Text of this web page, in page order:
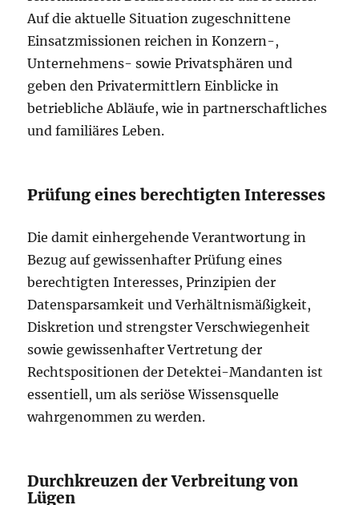
Auf die aktuelle Situation zugeschnittene
Einsatzmissionen reichen in Konzern-,
Unternehmens- sowie Privatsphären und
geben den Privatermittlern Einblicke in
betriebliche Abläufe, wie in partnerschaftliches
und familiäres Leben.
Prüfung eines berechtigten Interesses
Die damit einhergehende Verantwortung in
Bezug auf gewissenhafter Prüfung eines
berechtigten Interesses, Prinzipien der
Datensparsamkeit und Verhältnismäßigkeit,
Diskretion und strengster Verschwiegenheit
sowie gewissenhafter Vertretung der
Rechtspositionen der Detektei-Mandanten ist
essentiell, um als seriöse Wissensquelle
wahrgenommen zu werden.
Durchkreuzen der Verbreitung von
Lügen